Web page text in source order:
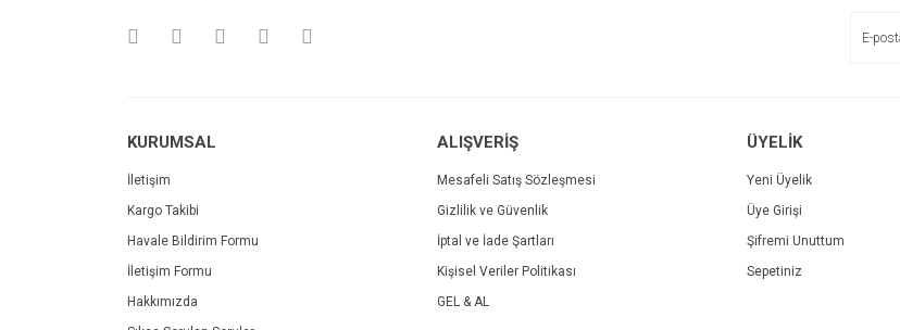
KURUMSAL
İletişim
Kargo Takibi
Havale Bildirim Formu
İletişim Formu
Hakkımızda
ALIŞVERİŞ
Mesafeli Satış Sözleşmesi
Gizlilik ve Güvenlik
İptal ve İade Şartları
Kişisel Veriler Politikası
GEL & AL
ÜYELİK
Yeni Üyelik
Üye Girişi
Şifremi Unuttum
Sepetiniz